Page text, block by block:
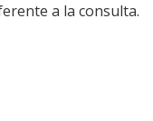
a la consulta.